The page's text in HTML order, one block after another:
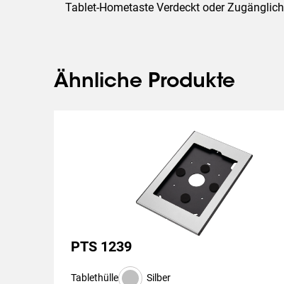
Tablet-Hometaste Verdeckt oder Zugänglich
Ähnliche Produkte
PTS 1239
Tablethülle Silber